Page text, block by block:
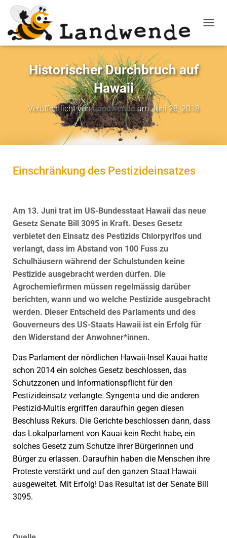
Historischer Durchbruch auf
Hawaii
Veröffentlicht vonLandwendeamJuni 28, 2018
Einschränkung des Pestizideinsatzes
Am 13. Juni trat im US-Bundesstaat Hawaii das neue
Gesetz Senate Bill 3095 in Kraft. Deses Gesetz
verbietet den Einsatz des Pestizids Chlorpyrifos und
verlangt, dass im Abstand von 100 Fuss zu
Schulhäusern während der Schulstunden keine
Pestizide ausgebracht werden dürfen. Die
Agrochemiefirmen müssen regelmässig darüber
berichten, wann und wo welche Pestizide ausgebracht
werden. Dieser Entscheid des Parlaments und des
Gouverneurs des US-Staats Hawaii ist ein Erfolg für
den Widerstand der Anwohner*innen.
Das Parlament der nördlichen Hawaii-Insel Kauai hatte
schon 2014 ein solches Gesetz beschlossen, das
Schutzzonen und Informationspflicht für den
Pestizideinsatz verlangte. Syngenta und die anderen
Pestizid-Multis ergriffen daraufhin gegen diesen
Beschluss Rekurs. Die Gerichte beschlossen dann, dass
das Lokalparlament von Kauai kein Recht habe, ein
solches Gesetz zum Schutze ihrer Bürgerinnen und
Bürger zu erlassen. Daraufhin haben die Menschen ihre
Proteste verstärkt und auf den ganzen Staat Hawaii
ausgeweitet. Mit Erfolg! Das Resultat ist der Senate Bill
3095.